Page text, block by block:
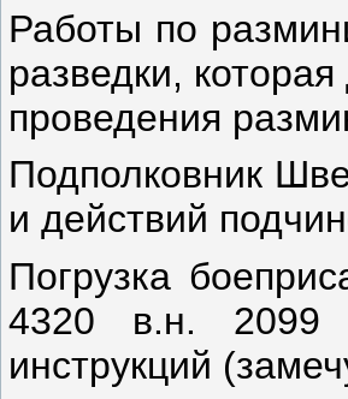
Работы по
разведки,
проведения
Подполковник
и действий
Погрузка
4320 в.н. 2099
инструкций